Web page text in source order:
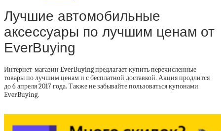
Лучшие автомобильные
аксессуары по лучшим ценам от
EverBuying
Интернет-магазин EverBuying предлагает купить перечисленные
товары по лучшим ценам и с бесплатной доставкой. Акция продлится
до 6 апреля 2017 года. Также не забывайте пользоваться купонами
EverBuying.